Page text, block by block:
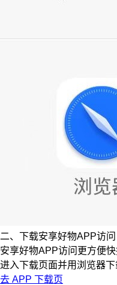
二、下载安享好物APP访问
安享好物APP访问更方便
进入下载页面并用浏览器下
去 APP 下载页